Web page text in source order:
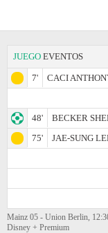
JUEGO EVENTOS
7'
CACI
48'
BECKER
75'
JAE-SUNG
Mainz 05 - Union Berlin,
Disney + Premium